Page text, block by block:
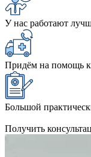
У нас работают
Придём на помощь
Большой
Получить